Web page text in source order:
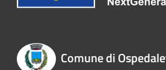
Comune di